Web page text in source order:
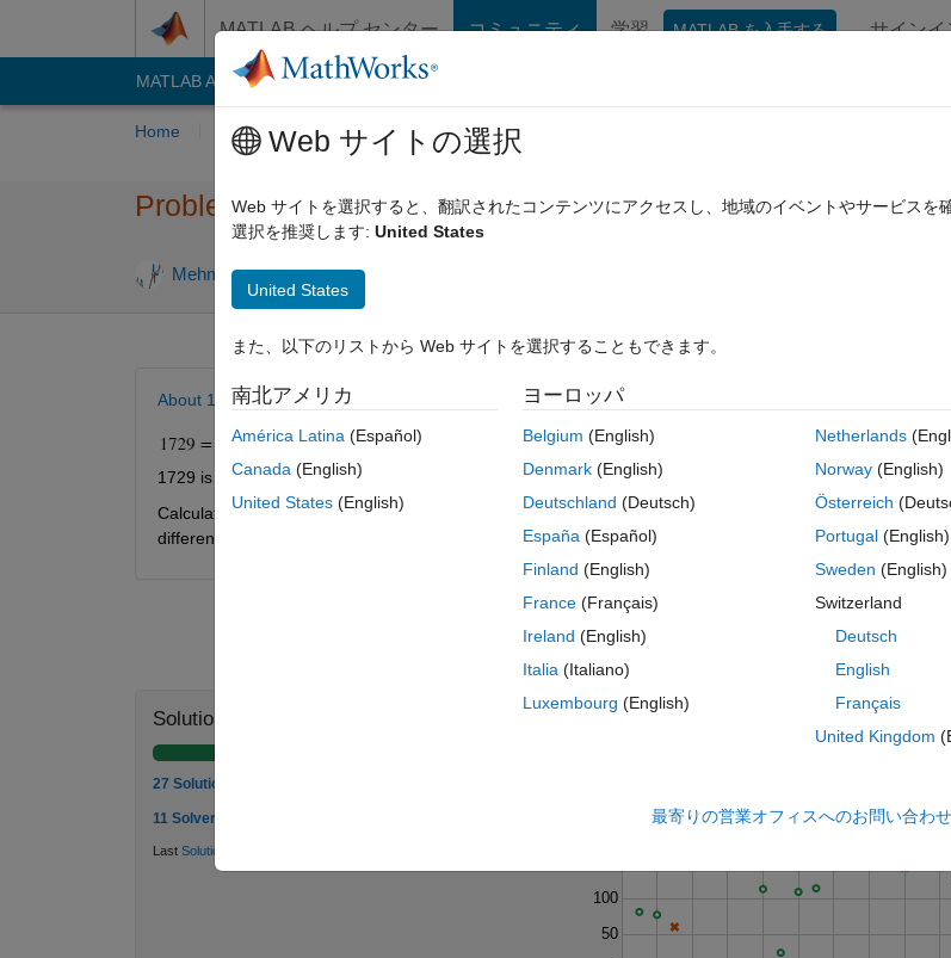
MATLAB ヘルプ センター コミュニティ 学習 MATLAB を入手する サインイ
MATLAB Answers File Exchange
Home Problem Groups Problems Players
Problem 54089. Ramanujan's Number
Mehmet OZC 11 solvers
About 1729
1729 is the first positive integer which can be expressed as the sum of two positive cubes in two different
Calculate the second, third, fourth ... positive integers which can be expressed as the sum of two positive
different ways.
Solution Stats
27 Solutions
11 Solvers
Last Solution
50
100
Web サイトの選択
Web サイトを選択すると、翻訳されたコンテンツにアクセスし、地域のイベントやサービス
選択を推奨します: United States
United States
また、以下のリストから Web サイトを選択することもできます。
南北アメリカ
América Latina (Español)
Canada (English)
United States (English)
ヨーロッパ
Belgium (English)
Denmark (English)
Deutschland (Deutsch)
España (Español)
Finland (English)
France (Français)
Ireland (English)
Italia (Italiano)
Luxembourg (English)
Netherlands
Norway(English)
Österreich
Portugal(English)
Sweden (English)
Switzerland
Deutsch
English
Français
United Kingdom
最寄りの営業オフィスへのお問い合わせ